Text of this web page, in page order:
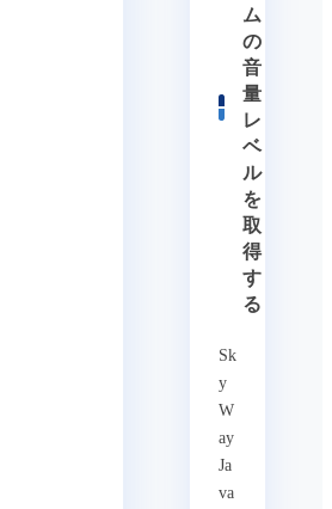
ム
の
音
量
レ
ベ
ル
を
取
得
す
る
Sk
y
W
ay
Ja
va